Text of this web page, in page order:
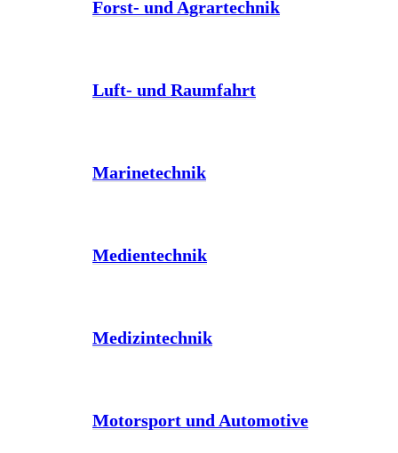
Forst- und Agrartechnik
Luft- und Raumfahrt
Marinetechnik
Medientechnik
Medizintechnik
Motorsport und Automotive